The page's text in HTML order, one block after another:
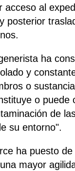
acceso al
posterior
ha
y
o
o puede
de
su entorno".
ha puesto
mayor